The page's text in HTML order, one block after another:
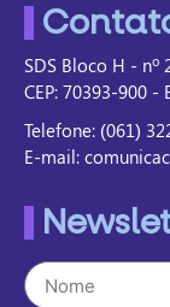
SDS Bloco H - nº
CEP: 70393-900 -
Telefone: (061)
E-mail: